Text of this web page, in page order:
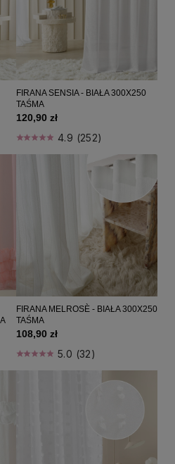
FIRANA SENSIA - BIAŁA 300X250
TAŚMA
120,90 zł
4.9 (252)
FIRANA MELROSÈ - BIAŁA 300X250
TAŚMA
108,90 zł
5.0 (32)